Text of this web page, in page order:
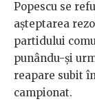
Popescu se
așteptarea
partidului
punându-și
reapare subit
campionat.